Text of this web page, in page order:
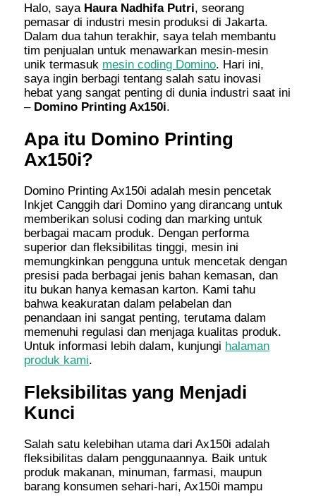
Halo, saya Haura Nadhifa Putri, seorang
pemasar di industri mesin produksi di Jakarta.
Dalam dua tahun terakhir, saya telah membantu
tim penjualan untuk menawarkan mesin-mesin
unik termasuk mesin coding Domino. Hari ini,
saya ingin berbagi tentang salah satu inovasi
hebat yang sangat penting di dunia industri saat ini
– Domino Printing Ax150i.
Apa itu Domino Printing
Ax150i?
Domino Printing Ax150i adalah mesin pencetak
Inkjet Canggih dari Domino yang dirancang untuk
memberikan solusi coding dan marking untuk
berbagai macam produk. Dengan performa
superior dan fleksibilitas tinggi, mesin ini
memungkinkan pengguna untuk mencetak dengan
presisi pada berbagai jenis bahan kemasan, dan
itu bukan hanya kemasan karton. Kami tahu
bahwa keakuratan dalam pelabelan dan
penandaan ini sangat penting, terutama dalam
memenuhi regulasi dan menjaga kualitas produk.
Untuk informasi lebih dalam, kunjungi halaman
produk kami.
Fleksibilitas yang Menjadi
Kunci
Salah satu kelebihan utama dari Ax150i adalah
fleksibilitas dalam penggunaannya. Baik untuk
produk makanan, minuman, farmasi, maupun
barang konsumen sehari-hari, Ax150i mampu